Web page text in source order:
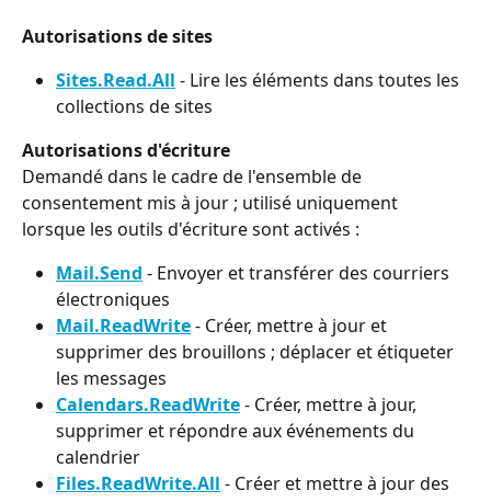
Autorisations de sites
Sites.Read.All - Lire les éléments dans toutes les
collections de sites
Autorisations d'écriture
Demandé dans le cadre de l'ensemble de
consentement mis à jour ; utilisé uniquement
lorsque les outils d'écriture sont activés :
Mail.Send - Envoyer et transférer des courriers
électroniques
Mail.ReadWrite - Créer, mettre à jour et
supprimer des brouillons ; déplacer et étiqueter
les messages
Calendars.ReadWrite - Créer, mettre à jour,
supprimer et répondre aux événements du
calendrier
Files.ReadWrite.All - Créer et mettre à jour des